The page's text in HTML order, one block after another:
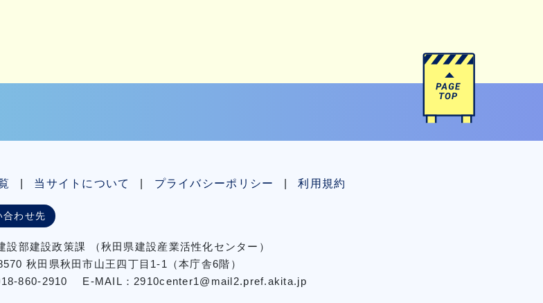
当サイトについて プライバシーポリシー 利用規約
合わせ先
設部建設政策課
（秋⽥県建設産業活性化センター）
秋田県秋田市⼭王四丁⽬1-1（本庁舎6階）
860-2910 E-MAIL：2910center1@mail2.pref.akita.jp